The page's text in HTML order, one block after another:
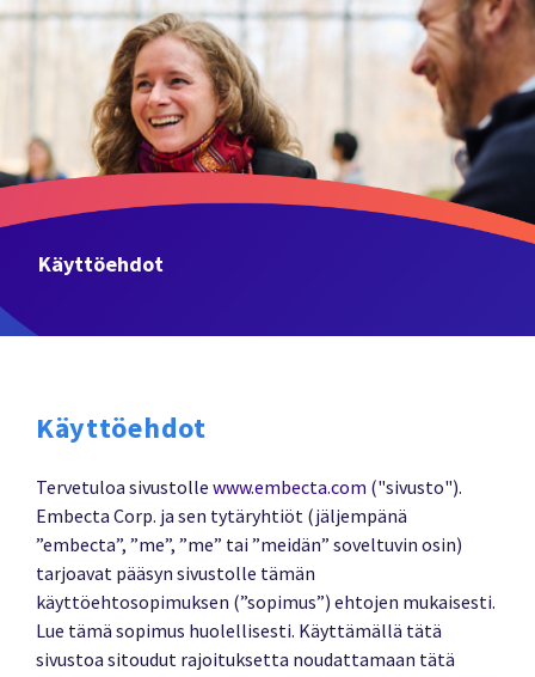
Käyttöehdot
Käyttöehdot
Tervetuloa sivustolle www.embecta.com ("sivusto").
Embecta Corp. ja sen tytäryhtiöt (jäljempänä
”embecta”, ”me”, ”me” tai ”meidän” soveltuvin osin)
tarjoavat pääsyn sivustolle tämän
käyttöehtosopimuksen (”sopimus”) ehtojen mukaisesti.
Lue tämä sopimus huolellisesti. Käyttämällä tätä
sivustoa sitoudut rajoituksetta noudattamaan tätä